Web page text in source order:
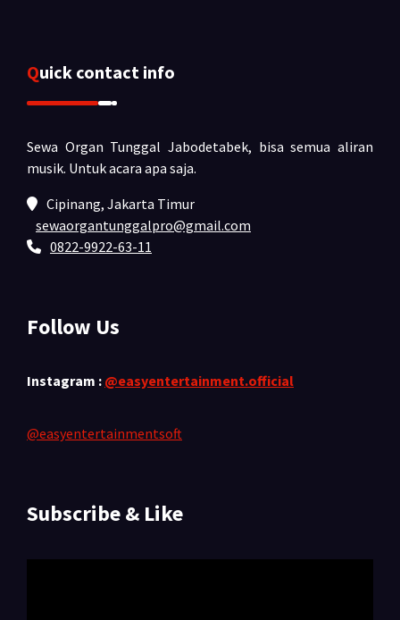
Quick contact info
Sewa Organ Tunggal Jabodetabek, bisa semua aliran
musik. Untuk acara apa saja.
Cipinang, Jakarta Timur
sewaorgantunggalpro@gmail.com
0822-9922-63-11
Follow Us
Instagram : @easyentertainment.official
@easyentertainmentsoft
Subscribe & Like